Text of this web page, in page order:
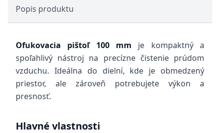
Popis produktu
Ofukovacia pištoľ 100 mm je kompaktný a
spoľahlivý nástroj na precízne čistenie prúdom
vzduchu. Ideálna do dielní, kde je obmedzený
priestor, ale zároveň potrebujete výkon a
presnosť.
Hlavné vlastnosti